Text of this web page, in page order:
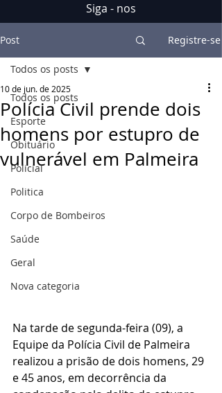
Siga - nos
Post Registre-se
Todos os posts
Esporte
Obituário
Policial
Politica
Corpo de Bombeiros
Saúde
Geral
Nova categoria
Todos os posts
Polícia Civil prende dois
homens por estupro de
vulnerável em Palmeira
10 de jun. de 2025
Na tarde de segunda-feira (09), a
Equipe da Polícia Civil de Palmeira
realizou a prisão de dois homens, 29
e 45 anos, em decorrência da